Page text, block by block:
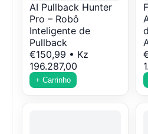
AI Pullback Hunter
Pro – Robô
Inteligente de
Pullback
€150,99 • Kz
196.287,00
+ Carrinho